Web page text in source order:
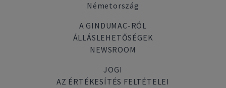
Németország
A GINDUMAC-RÓL
ÁLLÁSLEHETŐSÉGEK
NEWSROOM
JOGI
AZ ÉRTÉKESÍTÉS FELTÉTELEI